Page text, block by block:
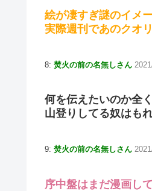
絵が凄すぎ謎のイメ
実際週刊であのクオ
8: 焚火の前の名無しさん
何を伝えたいのか全
山登りしてる奴はも
9: 焚火の前の名無しさん
序中盤はまだ漫画し